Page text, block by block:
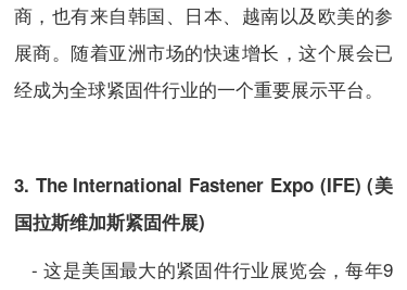
商，也有来自韩国、日本、越南以及欧美的参
展商。随着亚洲市场的快速增长，这个展会已
经成为全球紧固件行业的一个重要展示平台。
3. The International Fastener Expo (IFE) (美
国拉斯维加斯紧固件展)
- 这是美国最大的紧固件行业展览会，每年9